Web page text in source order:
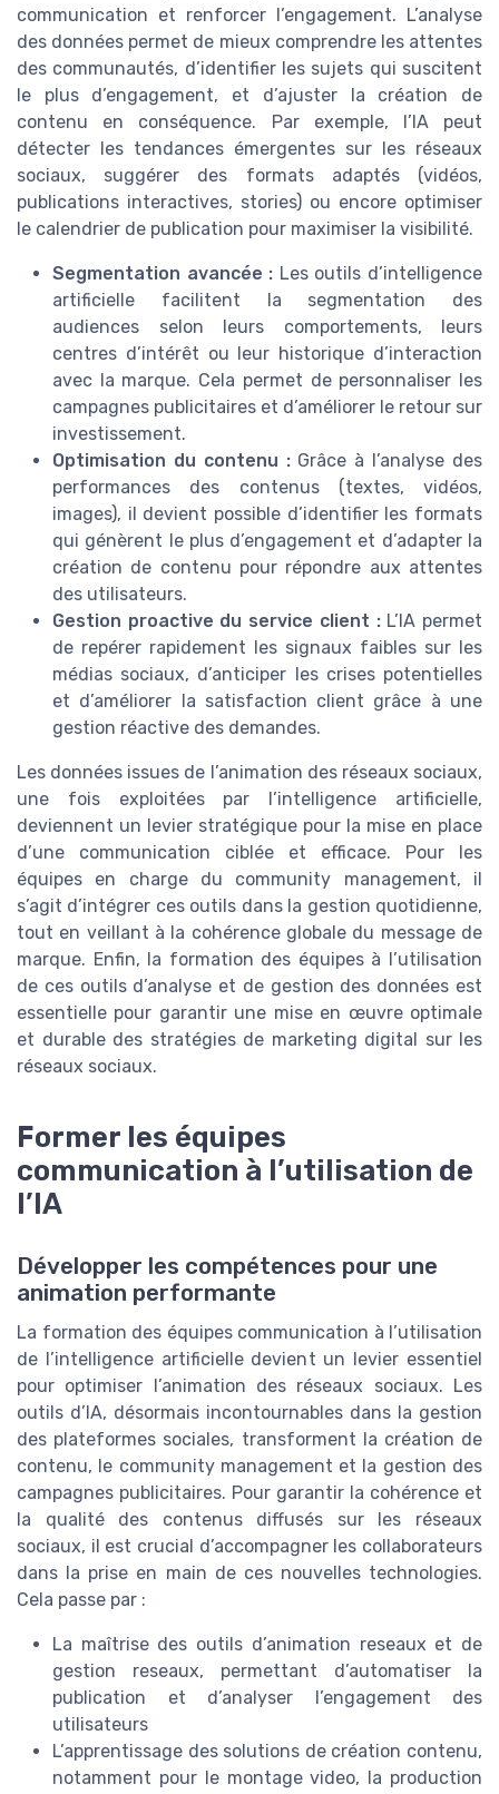
communication et renforcer l’engagement. L’analyse
des données permet de mieux comprendre les attentes
des communautés, d’identifier les sujets qui suscitent
le plus d’engagement, et d’ajuster la création de
contenu en conséquence. Par exemple, l’IA peut
détecter les tendances émergentes sur les réseaux
sociaux, suggérer des formats adaptés (vidéos,
publications interactives, stories) ou encore optimiser
le calendrier de publication pour maximiser la visibilité.
Segmentation avancée : Les outils d’intelligence
artificielle facilitent la segmentation des
audiences selon leurs comportements, leurs
centres d’intérêt ou leur historique d’interaction
avec la marque. Cela permet de personnaliser les
campagnes publicitaires et d’améliorer le retour sur
investissement.
Optimisation du contenu :Grâce à l’analyse des
performances des contenus (textes, vidéos,
images), il devient possible d’identifier les formats
qui génèrent le plus d’engagement et d’adapter la
création de contenu pour répondre aux attentes
des utilisateurs.
Gestion proactive du service client :L’IA permet
de repérer rapidement les signaux faibles sur les
médias sociaux, d’anticiper les crises potentielles
et d’améliorer la satisfaction client grâce à une
gestion réactive des demandes.
Les données issues de l’animation des réseaux sociaux,
une fois exploitées par l’intelligence artificielle,
deviennent un levier stratégique pour la mise en place
d’une communication ciblée et efficace. Pour les
équipes en charge du community management, il
s’agit d’intégrer ces outils dans la gestion quotidienne,
tout en veillant à la cohérence globale du message de
marque. Enfin, la formation des équipes à l’utilisation
de ces outils d’analyse et de gestion des données est
essentielle pour garantir une mise en œuvre optimale
et durable des stratégies de marketing digital sur les
réseaux sociaux.
Former les équipes
communication à l’utilisation de
l’IA
Développer les compétences pour une
animation performante
La formation des équipes communication à l’utilisation
de l’intelligence artificielle devient un levier essentiel
pour optimiser l’animation des réseaux sociaux. Les
outils d’IA, désormais incontournables dans la gestion
des plateformes sociales, transforment la création de
contenu, le community management et la gestion des
campagnes publicitaires. Pour garantir la cohérence et
la qualité des contenus diffusés sur les réseaux
sociaux, il est crucial d’accompagner les collaborateurs
dans la prise en main de ces nouvelles technologies.
Cela passe par :
La maîtrise des outils d’animation reseaux et de
gestion reseaux, permettant d’automatiser la
publication et d’analyser l’engagement des
utilisateurs
L’apprentissage des solutions de création contenu,
notamment pour le montage video, la production